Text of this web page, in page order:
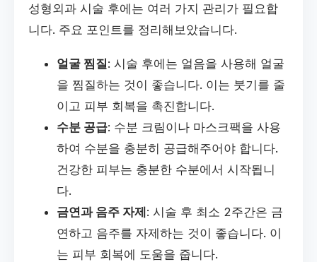
성형외과 시술 후에는 여러 가지 관리가 필요합
니다. 주요 포인트를 정리해보았습니다.
얼굴 찜질: 시술 후에는 얼음을 사용해 얼굴
을 찜질하는 것이 좋습니다. 이는 붓기를 줄
이고 피부 회복을 촉진합니다.
수분 공급: 수분 크림이나 마스크팩을 사용
하여 수분을 충분히 공급해주어야 합니다.
건강한 피부는 충분한 수분에서 시작됩니
다.
금연과 음주 자제: 시술 후 최소 2주간은 금
연하고 음주를 자제하는 것이 좋습니다. 이
는 피부 회복에 도움을 줍니다.